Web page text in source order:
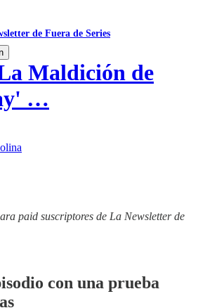
de Fuera de Series
Maldición de
…
paid suscriptores de La Newsletter de
con una prueba